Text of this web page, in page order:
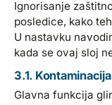
Ignorisanje
posledice, kako
U nastavku
kada se ovaj sloj
3.1.
Glavna funkcija